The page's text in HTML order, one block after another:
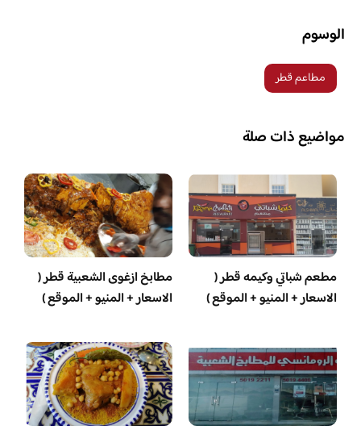
الوسوم
مطاعم قطر
مواضيع ذات صلة
مطعم شباتي وكيمه قطر (
الاسعار + المنيو + الموقع )
مطابخ ازغوى الشعبية قطر (
الاسعار + المنيو + الموقع )